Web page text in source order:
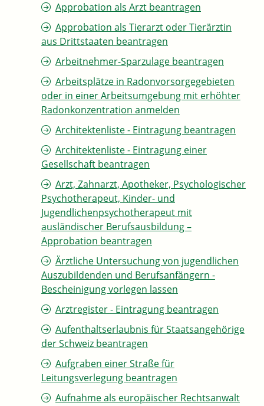
Approbation als Arzt beantragen
Approbation als Tierarzt oder Tierärztin
aus Drittstaaten beantragen
Arbeitnehmer-Sparzulage beantragen
Arbeitsplätze in Radonvorsorgegebieten
oder in einer Arbeitsumgebung mit erhöhter
Radonkonzentration anmelden
Architektenliste - Eintragung beantragen
Architektenliste - Eintragung einer
Gesellschaft beantragen
Arzt, Zahnarzt, Apotheker, Psychologischer
Psychotherapeut, Kinder- und
Jugendlichenpsychotherapeut mit
ausländischer Berufsausbildung –
Approbation beantragen
Ärztliche Untersuchung von jugendlichen
Auszubildenden und Berufsanfängern -
Bescheinigung vorlegen lassen
Arztregister - Eintragung beantragen
Aufenthaltserlaubnis für Staatsangehörige
der Schweiz beantragen
Aufgraben einer Straße für
Leitungsverlegung beantragen
Aufnahme als europäischer Rechtsanwalt